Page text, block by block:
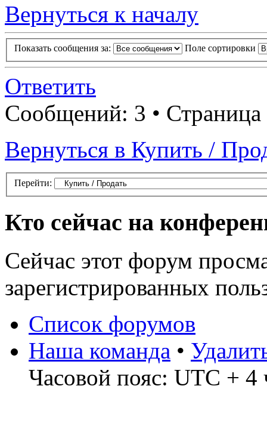
Вернуться к началу
Показать сообщения за: Поле сортировки
Ответить
Сообщений: 3 • Страница
Вернуться в Купить /
Перейти:
Кто сейчас на
Сейчас этот форум
зарегистрированных
Список форумов
Наша команда •
Часовой пояс: UTC + 4